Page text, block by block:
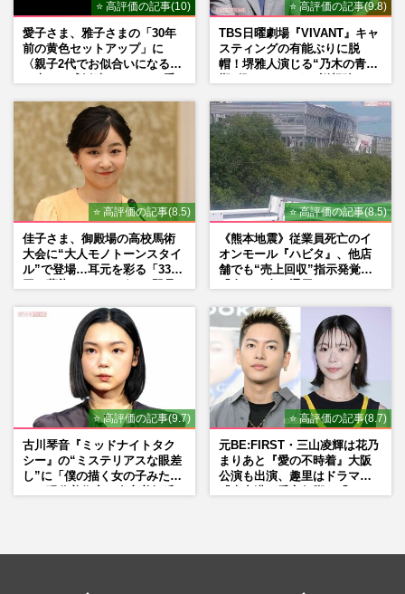
⭐ 高評価の記事(10)
愛子さま、雅子さまの「30年
前の黄色セットアップ」に
〈親子2代でお似合いになる〉
⭐ 高評価の記事(9.8)
TBS日曜劇場『VIVANT』キャ
スティングの有能ぶりに脱
帽！堺雅人演じる“乃木の青年
マン長男・櫻井海音だった
⭐ 高評価の記事(8.5)
佳子さま、御殿場の高校馬術
大会に“大人モノトーンスタイ
ル”で登場…耳元を彩る「3300
⭐ 高評価の記事(8.5)
《熊本地震》従業員死亡のイ
オンモール『ハビタ』、他店
舗でも“売上回収”指示発覚で
⭐ 高評価の記事(9.7)
古川琴音『ミッドナイトタク
シー』の“ミステリアスな眼差
し”に「僕の描く女の子みた
⭐ 高評価の記事(8.7)
元BE:FIRST・三山凌輝は花乃
まりあと『愛の不時着』大阪
公演も出演、趣里はドラマ